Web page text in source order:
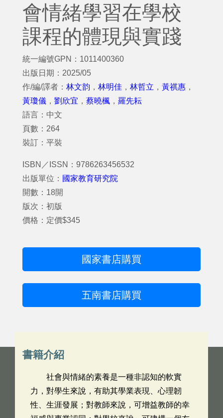
會情緒學習在學校
課程的體現與實踐
統一編號GPN：1011400360
出版日期：2025/05
作/編/譯者： 林文韵 ， 林明佳 ， 林哲立 ， 黃祺惠 ，
黃瓊儀 ， 劉欣宜 ， 蔡曉楓 ， 羅先耘
語言：中文
頁數：264
裝訂：平裝
ISBN／ISSN：9786263456532
出版單位： 國家教育研究院
開數：18開
版次：初版
價格：定價$345
國家書店購買
五南書店購買
書籍介紹
社會與情緒的素養是一種非認知的軟實
力，對學生來說，有助其學業表現、心理韌
性、生涯發展；對教師來說，可增益教師的幸